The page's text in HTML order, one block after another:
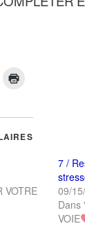
nouvelle
VOTRE
7 /
09/
Dans
VOIE